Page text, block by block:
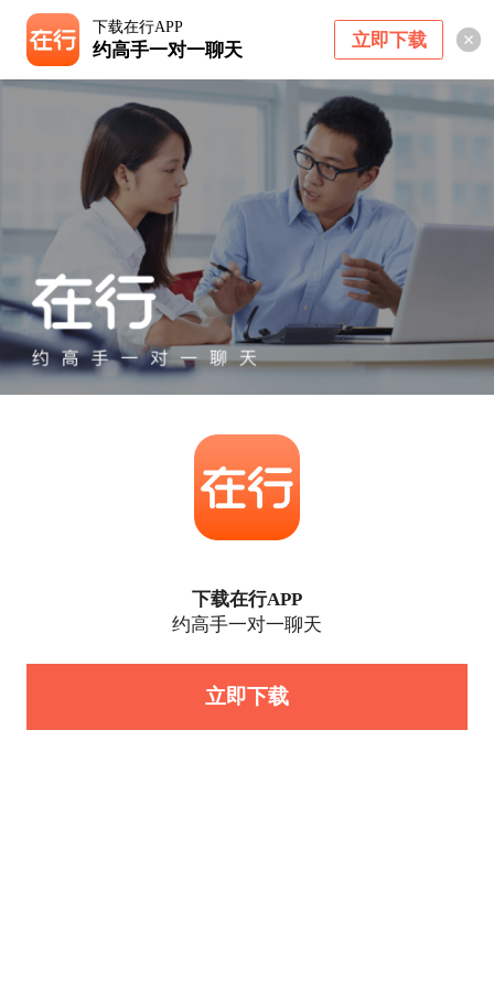
下载在行APP
约高手一对一聊天 立即下载
下载在行APP
约高手一对一聊天
立即下载